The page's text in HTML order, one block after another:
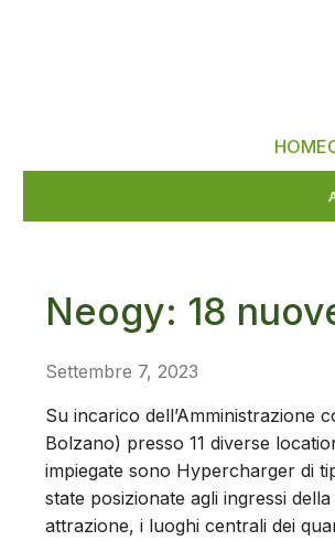
HOME
Neogy: 18
Settembre 7, 2023
Su incarico dell’Amministrazione
Bolzano) presso 11 diverse
impiegate sono Hypercharger di
state posizionate agli ingressi
attrazione, i luoghi centrali dei